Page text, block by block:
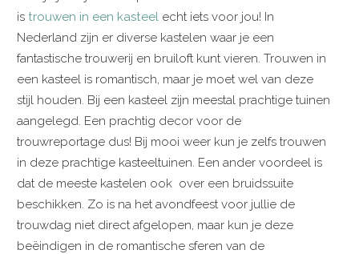
istrouwen in een kasteel echt iets voor jou! In
Nederland zijn er diverse kastelen waar je een
fantastische trouwerij en bruiloft kunt vieren. Trouwen in
een kasteel is romantisch, maar je moet wel van deze
stijl houden. Bij een kasteel zijn meestal prachtige tuinen
aangelegd. Een prachtig decor voor de
trouwreportage dus! Bij mooi weer kun je zelfs trouwen
in deze prachtige kasteeltuinen. Een ander voordeel is
dat de meeste kastelen ook over een bruidssuite
beschikken. Zo is na het avondfeest voor jullie de
trouwdag niet direct afgelopen, maar kun je deze
beëindigen in de romantische sferen van de